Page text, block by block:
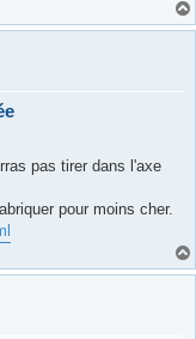
pas tirer dans l'axe
pour moins cher.